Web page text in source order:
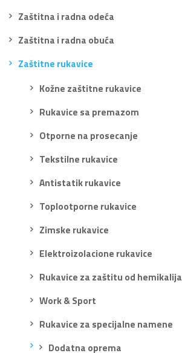
Zaštitna i radna odeća
Zaštitna i radna obuća
Zaštitne rukavice
Kožne zaštitne rukavice
Rukavice sa premazom
Otporne na prosecanje
Tekstilne rukavice
Antistatik rukavice
Toplootporne rukavice
Zimske rukavice
Elektroizolacione rukavice
Rukavice za zaštitu od hemikalija
Work & Sport
Rukavice za specijalne namene
Dodatna oprema